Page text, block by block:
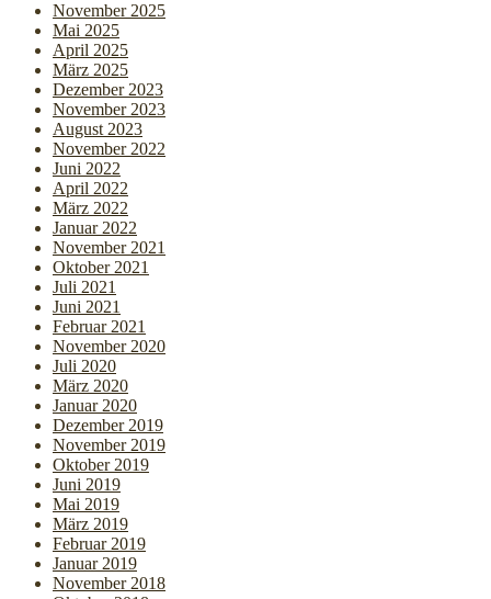
November 2025
Mai 2025
April 2025
März 2025
Dezember 2023
November 2023
August 2023
November 2022
Juni 2022
April 2022
März 2022
Januar 2022
November 2021
Oktober 2021
Juli 2021
Juni 2021
Februar 2021
November 2020
Juli 2020
März 2020
Januar 2020
Dezember 2019
November 2019
Oktober 2019
Juni 2019
Mai 2019
März 2019
Februar 2019
Januar 2019
November 2018